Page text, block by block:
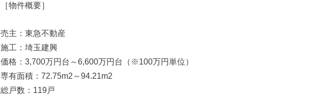
［物件概要］
売主：東急不動産
施工：埼玉建興
価格：3,700万円台～6,600万円台（※100万円単位）
専有面積：72.75m2～94.21m2
総戸数：119戸